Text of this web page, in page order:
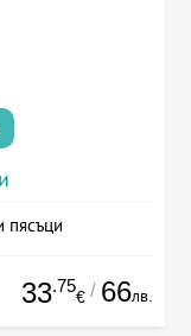
пясъци
33.75
€ / 66лв.